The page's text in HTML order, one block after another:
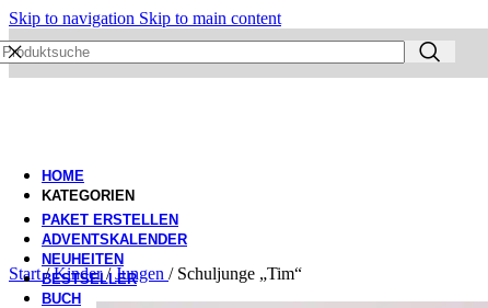
Skip to navigation Skip to main content
HOME
KATEGORIEN
PAKET ERSTELLEN
ADVENTSKALENDER
NEUHEITEN
BESTSELLER
BUCH
Start/ Kinder/ Jungen / Schuljunge „Tim“